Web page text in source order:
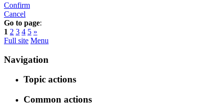
Confirm
Cancel
Go to page:
1 2 3 4 5 »
Full site Menu
Navigation
Topic actions
Common actions